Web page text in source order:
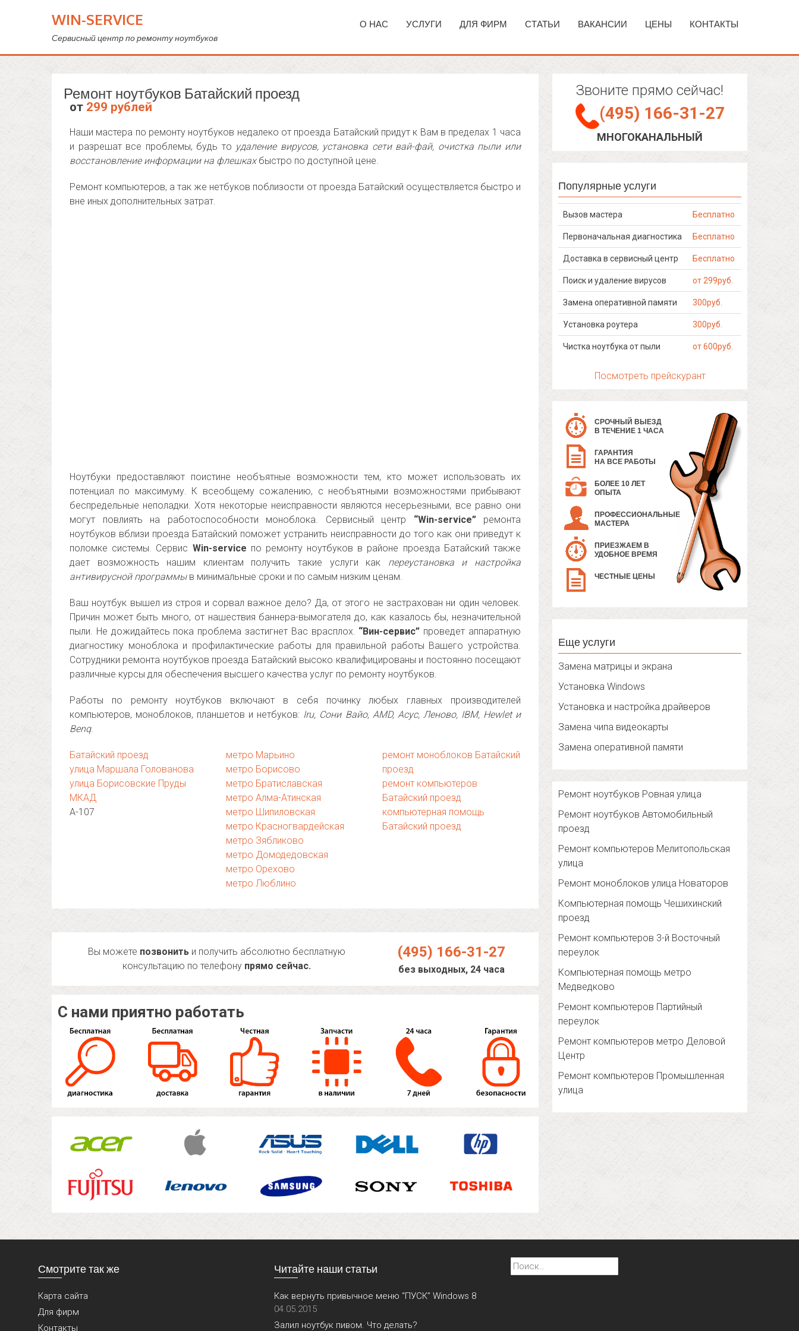
WIN-SERVICE
Сервисный центр по ремонту ноутбуков
О НАС УСЛУГИ ДЛЯ ФИРМ СТАТЬИ ВАКАНСИИ ЦЕНЫ КОНТАКТЫ
Ремонт ноутбуков Батайский проезд
от 299 рублей
Наши мастера по ремонту ноутбуков недалеко от проезда Батайский придут к Вам в пределах 1 часа
и разрешат все проблемы, будь то удаление вирусов, установка сети вай-фай, очистка пыли или
восстановление информации на флешкахбыстро по доступной цене.
Ремонт компьютеров, а так же нетбуков поблизости от проезда Батайский осуществляется быстро и
вне иных дополнительных затрат.
Ноутбуки предоставляют поистине необъятные возможности тем, кто может использовать их
потенциал по максимуму. К всеобщему сожалению, с необъятными возможностями прибывают
беспредельные неполадки. Хотя некоторые неисправности являются несерьезными, все равно они
могут повлиять на работоспособности моноблока. Сервисный центр “Win-service”ремонта
ноутбуков вблизи проезда Батайский поможет устранить неисправности до того как они приведут к
поломке системы. Сервис Win-service по ремонту ноутбуков в районе проезда Батайский также
дает возможность нашим клиентам получить такие услуги как переустановка и настройка
антивирусной программыв минимальные сроки и по самым низким ценам.
Ваш ноутбук вышел из строя и сорвал важное дело? Да, от этого не застрахован ни один человек.
Причин может быть много, от нашествия баннера-вымогателя до, как казалось бы, незначительной
пыли. Не дожидайтесь пока проблема застигнет Вас врасплох. “Вин-сервис” проведет аппаратную
диагностику моноблока и профилактические работы для правильной работы Вашего устройства.
Сотрудники ремонта ноутбуков проезда Батайский высоко квалифицированы и постоянно посещают
различные курсы для обеспечения высшего качества услуг по ремонту ноутбуков.
Работы по ремонту ноутбуков включают в себя починку любых главных производителей
компьютеров, моноблоков, планшетов и нетбуков: Iru, Сони Вайо, AMD, Асус, Леново, IBM, Hewlet и
Benq.
Батайский проезд
улица Маршала Голованова
улица Борисовские Пруды
МКАД
А-107
метро Марьино
метро Борисово
метро Братиславская
метро Алма-Атинская
метро Шипиловская
метро Красногвардейская
метро Зябликово
метро Домодедовская
метро Орехово
метро Люблино
ремонт моноблоков Батайский
проезд
ремонт компьютеров
Батайский проезд
компьютерная помощь
Батайский проезд
Вы можете позвонить и получить абсолютно бесплатную
консультацию по телефону прямо сейчас.
(495) 166-31-27
без выходных, 24 часа
С нами приятно работать
Звоните прямо сейчас!
(495) 166-31-27
МНОГОКАНАЛЬНЫЙ
Популярные услуги
Вызов мастера Бесплатно
Первоначальная диагностика Бесплатно
Доставка в сервисный центр Бесплатно
Поиск и удаление вирусов от 299руб.
Замена оперативной памяти 300руб.
Установка роутера 300руб.
Чистка ноутбука от пыли от 600руб.
Посмотреть прейскурант
СРОЧНЫЙ ВЫЕЗД
В ТЕЧЕНИЕ 1 ЧАСА
ГАРАНТИЯ
НА ВСЕ РАБОТЫ
БОЛЕЕ 10 ЛЕТ
ОПЫТА
ПРОФЕССИОНАЛЬНЫЕ
МАСТЕРА
ПРИЕЗЖАЕМ В
УДОБНОЕ ВРЕМЯ
ЧЕСТНЫЕ ЦЕНЫ
Еще услуги
Замена матрицы и экрана
Установка Windows
Установка и настройка драйверов
Замена чипа видеокарты
Замена оперативной памяти
Ремонт ноутбуков Ровная улица
Ремонт ноутбуков Автомобильный
проезд
Ремонт компьютеров Мелитопольская
улица
Ремонт моноблоков улица Новаторов
Компьютерная помощь Чешихинский
проезд
Ремонт компьютеров 3-й Восточный
переулок
Компьютерная помощь метро
Медведково
Ремонт компьютеров Партийный
переулок
Ремонт компьютеров метро Деловой
Центр
Ремонт компьютеров Промышленная
улица
Смотрите так же
Карта сайта
Для фирм
Контакты
Читайте наши статьи
Как вернуть привычное меню “ПУСК” Windows 8
04.05.2015
Залил ноутбук пивом. Что делать?
Найти: